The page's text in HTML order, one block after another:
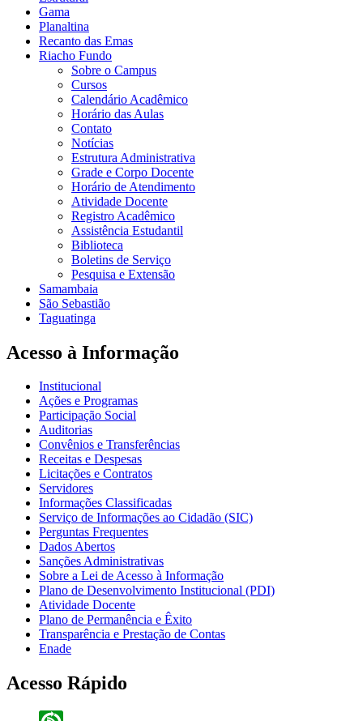
Gama
Planaltina
Recanto das Emas
Riacho Fundo
Sobre o Campus
Cursos
Calendário Acadêmico
Horário das Aulas
Contato
Notícias
Estrutura Administrativa
Grade e Corpo Docente
Horário de Atendimento
Atividade Docente
Registro Acadêmico
Assistência Estudantil
Biblioteca
Boletins de Serviço
Pesquisa e Extensão
Samambaia
São Sebastião
Taguatinga
Acesso à Informação
Institucional
Ações e Programas
Participação Social
Auditorias
Convênios e Transferências
Receitas e Despesas
Licitações e Contratos
Servidores
Informações Classificadas
Serviço de Informações ao Cidadão (SIC)
Perguntas Frequentes
Dados Abertos
Sanções Administrativas
Sobre a Lei de Acesso à Informação
Plano de Desenvolvimento Institucional (PDI)
Atividade Docente
Plano de Permanência e Êxito
Transparência e Prestação de Contas
Enade
Acesso Rápido